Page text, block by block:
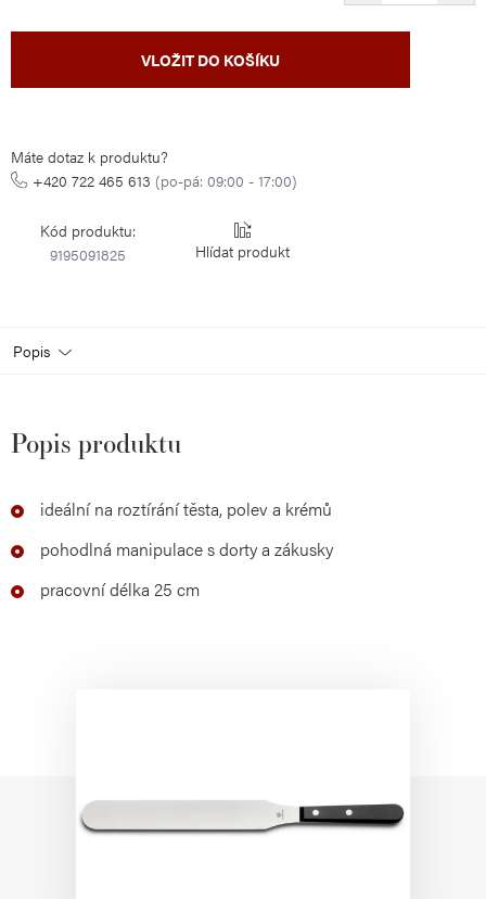
VLOŽIT DO KOŠÍKU
Máte dotaz k produktu?
+420 722 465 613 (po-pá: 09:00 - 17:00)
Kód produktu:
9195091825
Hlídat
Popis
Popis produktu
ideální na roztírání těsta, polev a krémů
pohodlná manipulace s dorty a zákusky
pracovní délka 25 cm